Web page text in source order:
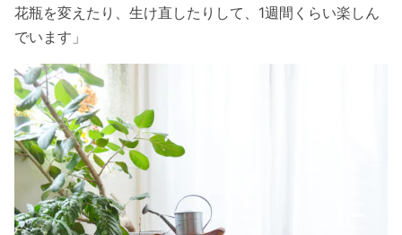
花瓶を変えたり、生け直したりして、1週間くらい楽しん
でいます」